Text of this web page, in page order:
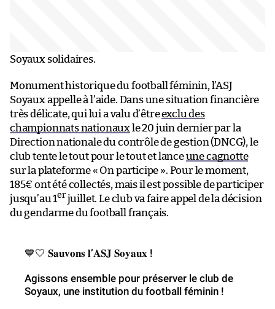
Soyaux solidaires.
Monument historique du football féminin, l’ASJ
Soyaux appelle à l’aide. Dans une situation financière
très délicate, qui lui a valu d’êtreexclu des
championnats nationaux le 20 juin dernier par la
Direction nationale du contrôle de gestion (DNCG), le
club tente le tout pour le tout et lanceune cagnotte
sur la plateforme « On participe ». Pour le moment,
185€ ont été collectés, mais il est possible de participer
jusqu’au 1er juillet. Le club va faire appel de la décision
du gendarme du football français.
💙🤍 𝐒𝐚𝐮𝐯𝐨𝐧𝐬 𝐥’𝐀𝐒𝐉 𝐒𝐨𝐲𝐚𝐮𝐱 !
Agissons ensemble pour préserver le club de
Soyaux, une institution du football féminin !